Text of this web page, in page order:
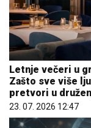
Letnje večeri u
Zašto sve više
pretvori u
23. 07. 2026 12:47